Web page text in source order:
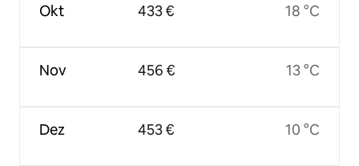
Okt
Nov
Dez
433 €
456 €
453 €
18 °C
13 °C
10 °C